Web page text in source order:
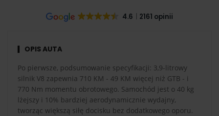
4.6 2161 opinii
OPIS AUTA
Po pierwsze, podsumowanie specyfikacji: 3,9-litrowy
silnik V8 zapewnia 710 KM - 49 KM więcej niż GTB - i
770 Nm momentu obrotowego. Samochód jest o 40 kg
lżejszy i 10% bardziej aerodynamicznie wydajny,
tworząc większą siłę docisku bez dodatkowego oporu.